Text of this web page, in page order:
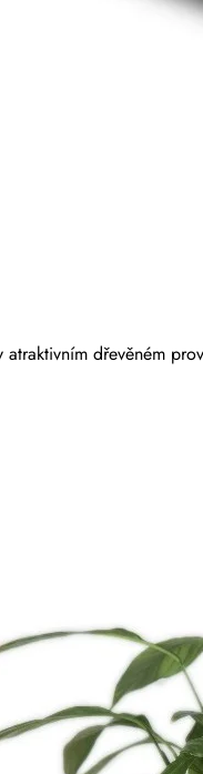
atraktivním dřevěném